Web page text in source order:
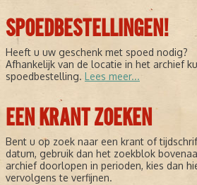
SPOEDBESTELLINGEN!
Heeft u uw geschenk met spoed nodig?
Afhankelijk van de locatie in het archief
spoedbestelling. Lees meer...
EEN KRANT ZOEKEN
Bent u op zoek naar een krant of
datum, gebruik dan het zoekblok
archief doorlopen in perioden, kies dan
vervolgens te verfijnen.